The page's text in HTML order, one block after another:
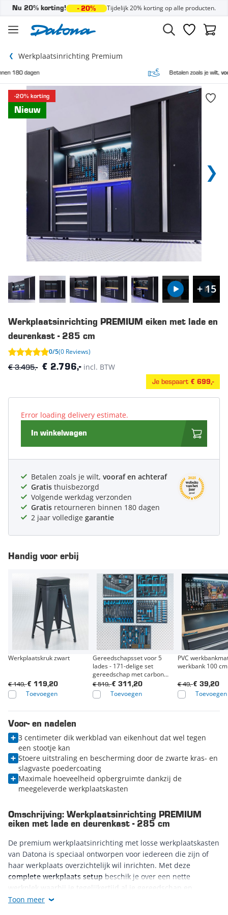
Nu 20% korting! - 20% Tijdelijk 20% korting op alle producten.
Verlanglijst
Werkplaatsinrichting Premium
Betalen zoals je wilt, vooraf en achteraf
-20% korting
Nieuw
+ 15
Werkplaatsinrichting PREMIUM eiken met lade en
deurenkast - 285 cm
0/5(0 Reviews)
€ 3.495,- € 2.796,- incl. BTW
Je bespaart € 699,-
Error loading delivery estimate.
In winkelwagen
Betalen zoals je wilt, vooraf en achteraf
Gratis thuisbezorgd
Volgende werkdag verzonden
Gratis retourneren binnen 180 dagen
2 jaar volledige garantie
Handig voor erbij
Werkplaatskruk zwart
€ 119,20
€ 149,-
Toevoegen
Gereedschapsset voor 5
lades - 171-delige set
gereedschap met carbon
finish modules
€ 311,20
€ 519,-
Toevoegen
PVC
werkbank 100 cm
€ 39,20
€ 49,-
Toevoegen
Voor- en nadelen
3 centimeter dik werkblad van eikenhout dat wel tegen
een stootje kan
Stoere uitstraling en bescherming door de zwarte kras- en
slagvaste poedercoating
Maximale hoeveelheid opbergruimte dankzij de
meegeleverde werkplaatskasten
Omschrijving: Werkplaatsinrichting PREMIUM
eiken met lade en deurenkast - 285 cm
De premium werkplaatsinrichting met losse werkplaatskasten
van Datona is speciaal ontworpen voor iedereen die zijn of
haar werkplaats overzichtelijk wil inrichten. Met deze
complete werkplaats setup beschik je over een nette
werkplek waarbij je tegelijkertijd al je gereedschap en
materialen kwijt kunt. Dankzij de meegeleverde
Toon meer